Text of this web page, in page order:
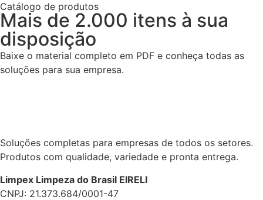
Catálogo de produtos
Mais de 2.000 itens à sua
disposição
Baixe o material completo em PDF e conheça todas as
soluções para sua empresa.
Soluções completas para empresas de todos os setores.
Produtos com qualidade, variedade e pronta entrega.
Limpex Limpeza do Brasil EIRELI
CNPJ: 21.373.684/0001-47